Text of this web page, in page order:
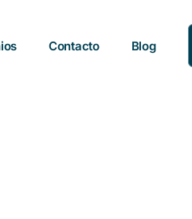
Contacto Blog